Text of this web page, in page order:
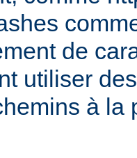
de
utiliser
à la